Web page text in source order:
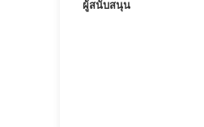
ผู้สนับสนุน